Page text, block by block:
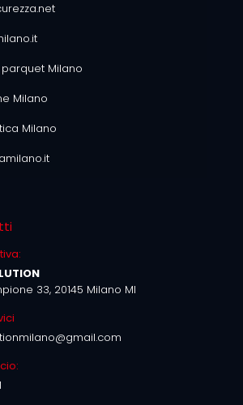
Milano
Milano
Milano
33, 20145 Milano MI